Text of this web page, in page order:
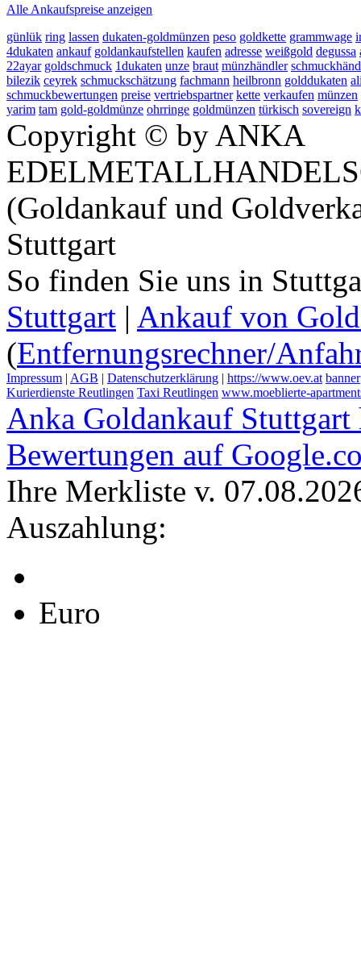
Alle Ankaufspreise anzeigen
günlük ring lassen dukaten-goldmünzen peso goldkette grammwage
4dukaten ankauf goldankaufstellen kaufen adresse weißgold degussa
22ayar goldschmuck 1dukaten unze braut münzhändler
bilezik ceyrek schmuckschätzung fachmann heilbronn golddukaten
schmuckbewertungen preise vertriebspartner kette verkaufen münzen
yarim tam gold-goldmünze ohrringe goldmünzen türkisch sovereign
Copyright © by ANKA
(Goldankauf und
Stuttgart
So finden Sie uns in
Stuttgart | Ankauf von
(Entfernungsrechner/
Impressum | AGB | Datenschutzerklärung | https://www.oev.at banner
Kurierdienste Reutlingen Taxi Reutlingen www.moeblierte-
Anka Goldankauf Stuttgart
Bewertungen auf
Ihre Merkliste v.
Auszahlung:
Euro